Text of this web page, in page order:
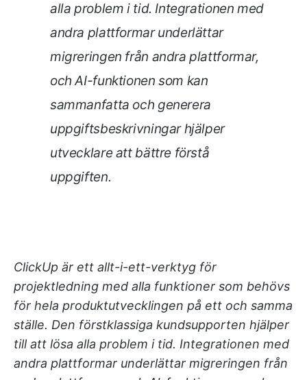
alla problem i tid. Integrationen med
andra plattformar underlättar
migreringen från andra plattformar,
och AI-funktionen som kan
sammanfatta och generera
uppgiftsbeskrivningar hjälper
utvecklare att bättre förstå
uppgiften.
ClickUp är ett allt-i-ett-verktyg för
projektledning med alla funktioner som behövs
för hela produktutvecklingen på ett och samma
ställe. Den förstklassiga kundsupporten hjälper
till att lösa alla problem i tid. Integrationen med
andra plattformar underlättar migreringen från